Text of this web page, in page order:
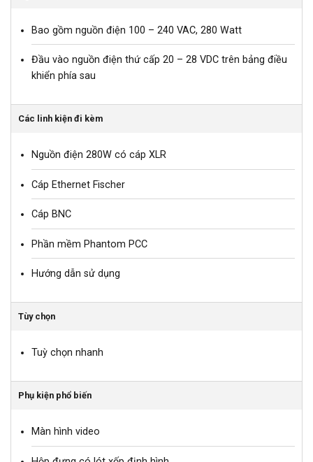
Bao gồm nguồn điện 100 – 240 VAC, 280 Watt
Đầu vào nguồn điện thứ cấp 20 – 28 VDC trên bảng điều
khiển phía sau
Các linh kiện đi kèm
Nguồn điện 280W có cáp XLR
Cáp Ethernet Fischer
Cáp BNC
Phần mềm Phantom PCC
Hướng dẫn sử dụng
Tùy chọn
Tuỳ chọn nhanh
Phụ kiện phổ biến
Màn hình video